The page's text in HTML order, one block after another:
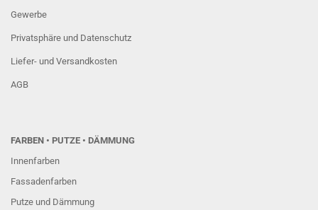
Gewerbe
Privatsphäre und Datenschutz
Liefer- und Versandkosten
AGB
FARBEN • PUTZE • DÄMMUNG
Innenfarben
Fassadenfarben
Putze und Dämmung